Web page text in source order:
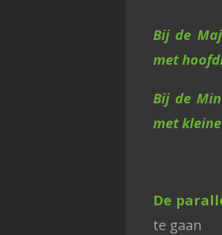
Bij de
met
Bij de
met
De
te gaan